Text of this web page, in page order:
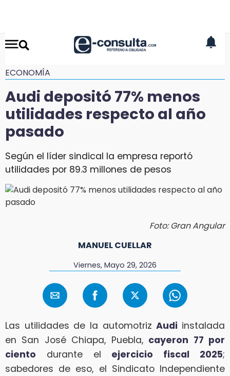
ECONOMÍA
Audi depositó 77% menos
utilidades respecto al año
pasado
Según el líder sindical la empresa reportó
utilidades por 89.3 millones de pesos
Foto: Gran Angular
MANUEL CUELLAR
Viernes, Mayo 29, 2026
Las utilidades de la automotrizAudi instalada
en San José Chiapa, Puebla, cayeron 77 por
ciento durante el ejercicio fiscal 2025;
sabedores de eso, el Sindicato Independiente